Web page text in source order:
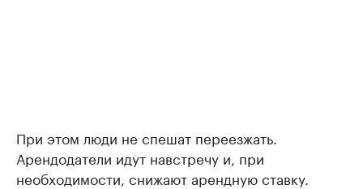
При этом люди не спешат переезжать.
Арендодатели идут навстречу и, при
необходимости, снижают арендную ставку.